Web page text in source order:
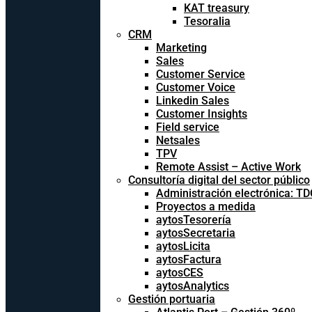
KAT treasury
Tesoralia
CRM
Marketing
Sales
Customer Service
Customer Voice
Linkedin Sales
Customer Insights
Field service
Netsales
TPV
Remote Assist – Active Work
Consultoría digital del sector público
Administración electrónica:
Proyectos a medida
aytosTesorería
aytosSecretaria
aytosLicita
aytosFactura
aytosCES
aytosAnalytics
Gestión portuaria